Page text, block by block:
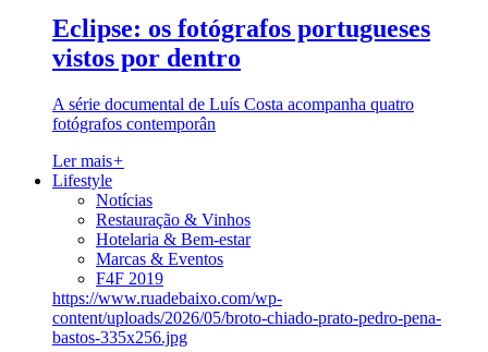
Eclipse: os fotógrafos portugueses
vistos por dentro
A série documental de Luís Costa acompanha quatro
fotógrafos contemporân
Ler mais+
Lifestyle
Notícias
Restauração & Vinhos
Hotelaria & Bem-estar
Marcas & Eventos
F4F 2019
https://www.ruadebaixo.com/wp-
content/uploads/2026/05/broto-chiado-prato-pedro-pena-
bastos-335x256.jpg